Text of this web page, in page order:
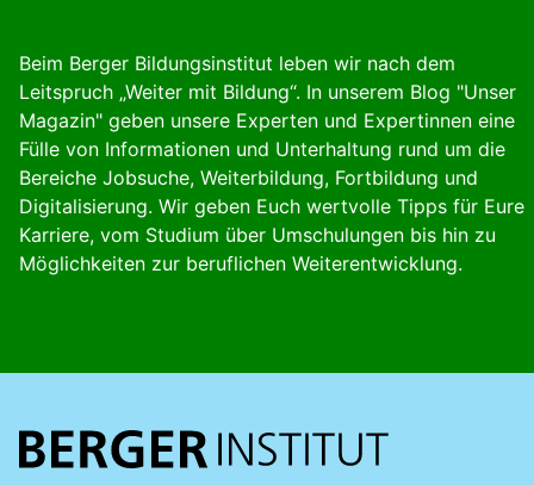
Beim Berger Bildungsinstitut leben wir nach dem
Leitspruch „Weiter mit Bildung“. In unserem Blog "Unser
Magazin" geben unsere Experten und Expertinnen eine
Fülle von Informationen und Unterhaltung rund um die
Bereiche Jobsuche, Weiterbildung, Fortbildung und
Digitalisierung. Wir geben Euch wertvolle Tipps für Eure
Karriere, vom Studium über Umschulungen bis hin zu
Möglichkeiten zur beruflichen Weiterentwicklung.